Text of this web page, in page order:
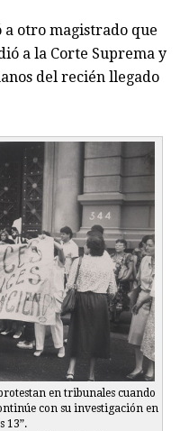
a otro magistrado que
a la Corte Suprema y
del recién llegado
en tribunales cuando
con su investigación en
13”.